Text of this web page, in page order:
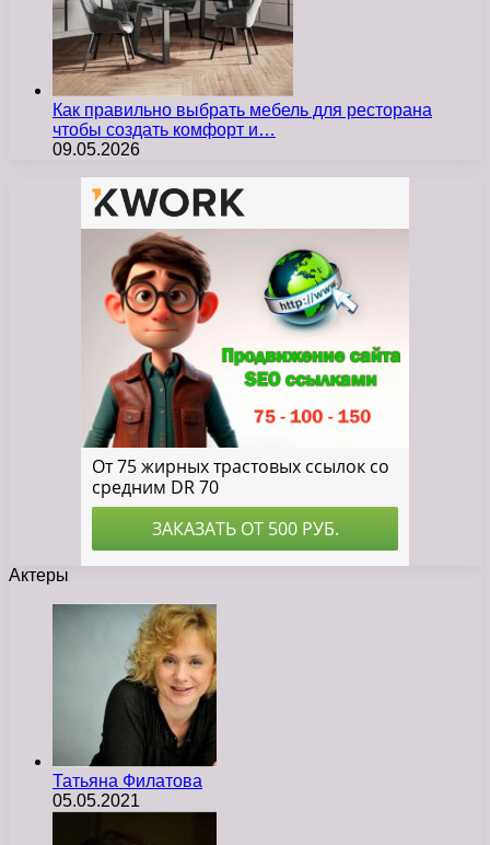
Как правильно выбрать мебель для ресторана
чтобы создать комфорт и…
09.05.2026
Актеры
Татьяна Филатова
05.05.2021